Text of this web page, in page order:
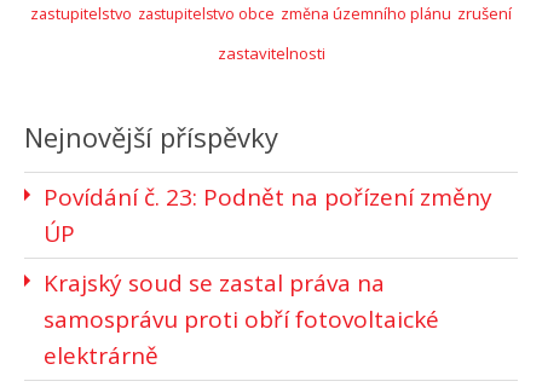
zastupitelstvo zastupitelstvo obce změna územního plánu zrušení
zastavitelnosti
Nejnovější příspěvky
Povídání č. 23: Podnět na pořízení změny
ÚP
Krajský soud se zastal práva na
samosprávu proti obří fotovoltaické
elektrárně